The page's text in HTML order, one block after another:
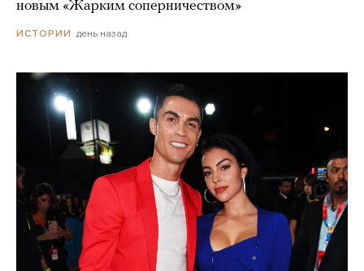
новым «Жарким соперничеством»
ИСТОРИИ день назад